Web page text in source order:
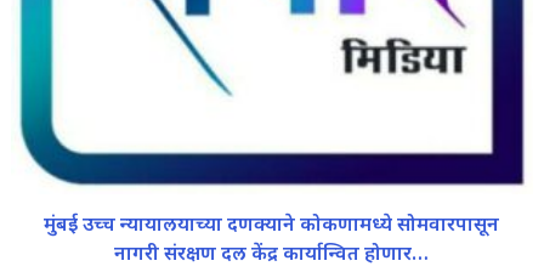
मुंबई उच्च न्यायालयाच्या दणक्याने कोकणामध्ये सोमवारपासून
नागरी संरक्षण दल केंद्र कार्यान्वित होणार…